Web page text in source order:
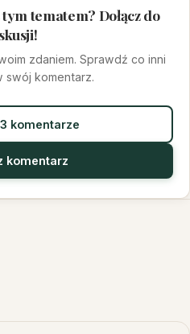
tematem? Dołącz do
zdaniem. Sprawdź co inni
swój komentarz.
komentarze
komentarz